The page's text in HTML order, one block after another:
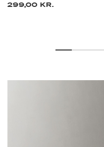
299,00 KR.